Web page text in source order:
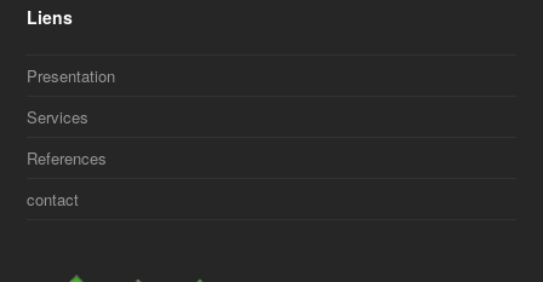
Liens
Presentation
Services
References
contact